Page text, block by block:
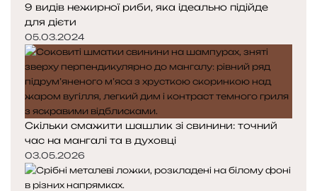
9 видів нежирної риби, яка ідеально підійде
для дієти
05.03.2024
Скільки смажити шашлик зі свинини: точний
час на мангалі та в духовці
03.05.2026